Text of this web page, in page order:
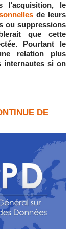
l’acquisition, le
de leurs
ou suppressions
que cette
Pourtant le
relation plus
internautes si on
DE